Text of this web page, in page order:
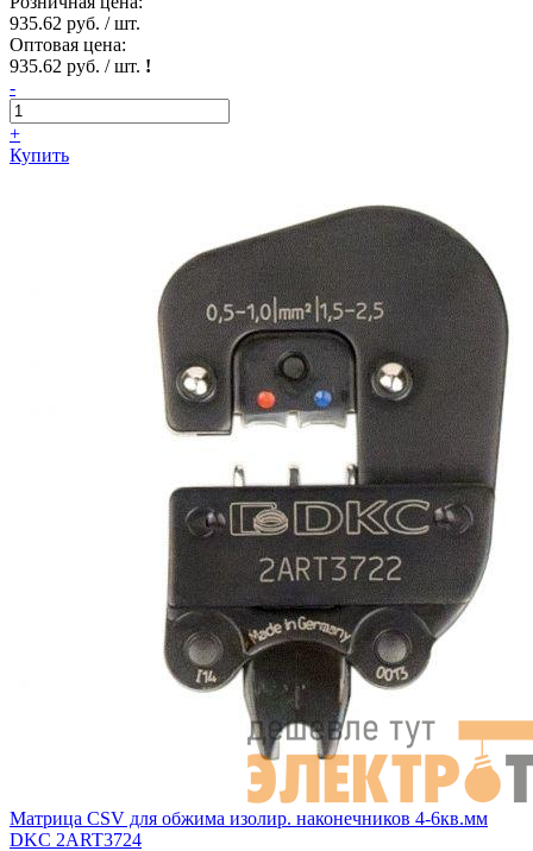
935.62 руб. / шт.
Оптовая цена:
935.62 руб. / шт. !
-
+
Купить
Матрица CSV для обжима изолир. наконечников 4-6кв.мм
DKC 2ART3724